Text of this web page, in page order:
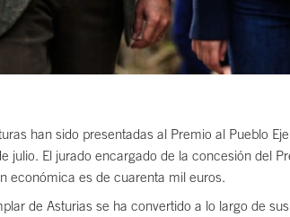
han sido presentadas al Premio al Pueblo
julio. El jurado encargado de la concesión del
económica es de cuarenta mil euros.
de Asturias se ha convertido a lo largo de